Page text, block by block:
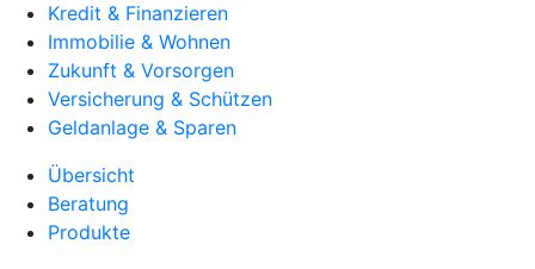
Kredit & Finanzieren
Immobilie & Wohnen
Zukunft & Vorsorgen
Versicherung & Schützen
Geldanlage & Sparen
Übersicht
Beratung
Produkte